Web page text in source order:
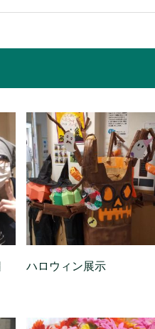
ハロウィン展示